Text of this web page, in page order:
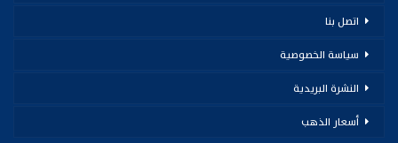
اتصل بنا
سياسة الخصوصية
النشرة البريدية
أسعار الذهب